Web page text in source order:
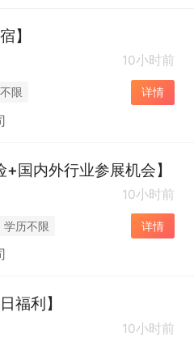
】
10小时前
限 详情
国内外行业参展机会】
10小时前
学历不限 详情
福利】
10小时前